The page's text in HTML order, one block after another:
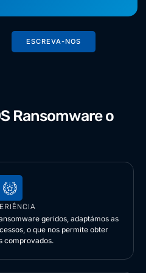
ESCREVA-NOS
Ransomware o
geridos, adaptámos as
o que nos permite obter
comprovados.